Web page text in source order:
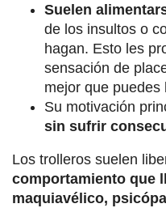
Suelen
de los insultos o
hagan. Esto les
sensación de
mejor que puedes
Su motivación
sin sufrir
Los trolleros suelen
comportamiento que
maquiavélico,